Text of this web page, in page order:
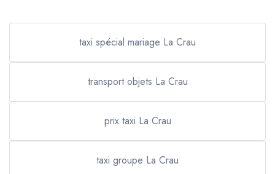
taxi spécial mariage La Crau
transport objets La Crau
prix taxi La Crau
taxi groupe La Crau